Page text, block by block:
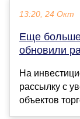
13:20, 24 Окт
Еще
обновили
На
рассылку с
объектов